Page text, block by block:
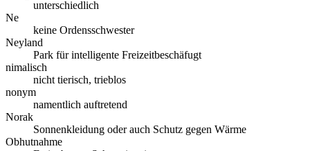
unterschiedlich
Ne
keine Ordensschwester
Neyland
Park für intelligente Freizeitbeschäfugt
nimalisch
nicht tierisch, trieblos
nonym
namentlich auftretend
Norak
Sonnenkleidung oder auch Schutz gegen Wärme
Obhutnahme